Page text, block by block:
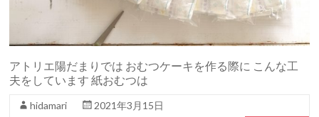
アトリエ陽だまりでは おむつケーキを作る際に こんな工
夫をしています 紙おむつは
hidamari
2021年3月15日